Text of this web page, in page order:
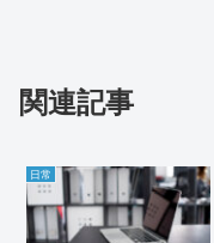
関連記事
日常